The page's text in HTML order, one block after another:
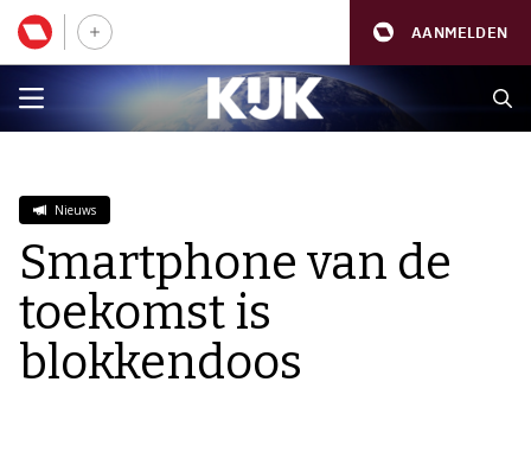
AANMELDEN
Nieuws
Smartphone van de
toekomst is
blokkendoos